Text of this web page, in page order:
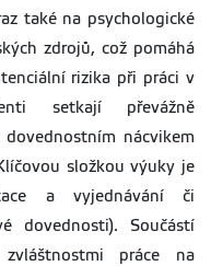
také na psychologické
zdrojů, což pomáhá
rizika při práci v
setkají převážně
nácvikem
složkou výuky je
a vyjednávání či
dovednosti). Součástí
práce na